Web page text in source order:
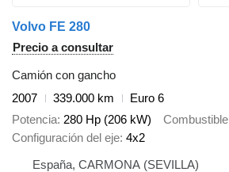
Volvo FE 280
Precio a consultar
Camión con gancho
2007
339.000 km
Euro 6
Potencia 280 Hp (206 kW) Combustible
Configuración del eje 4x2
España, CARMONA (SEVILLA)